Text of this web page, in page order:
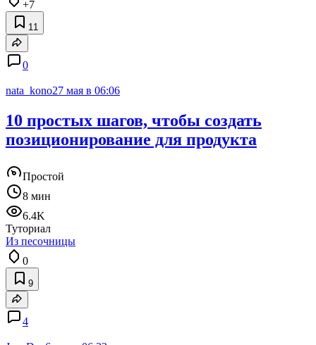
+7
11
0
nata_kono27 мая в 06:06
10 простых шагов, чтобы создать
позиционирование для продукта
Простой
8 мин
6.4K
Туториал
Из песочницы
0
9
4